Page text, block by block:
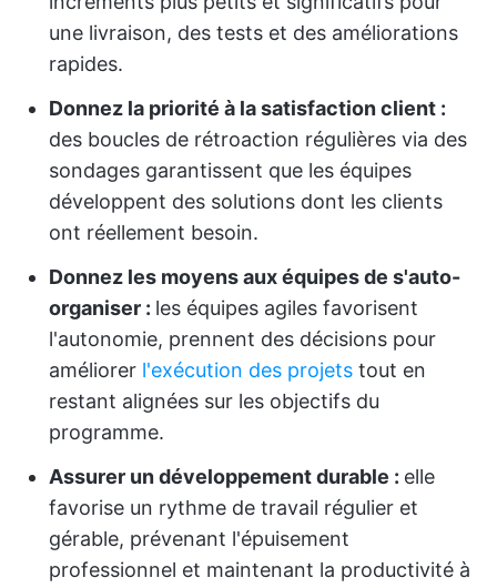
une livraison, des tests et des améliorations
rapides.
Donnez la priorité à la satisfaction client :
des boucles de rétroaction régulières via des
sondages garantissent que les équipes
développent des solutions dont les clients
ont réellement besoin.
Donnez les moyens aux équipes de s'auto-
organiser : les équipes agiles favorisent
l'autonomie, prennent des décisions pour
améliorer l'exécution des projets tout en
restant alignées sur les objectifs du
programme.
Assurer un développement durable : elle
favorise un rythme de travail régulier et
gérable, prévenant l'épuisement
professionnel et maintenant la productivité à